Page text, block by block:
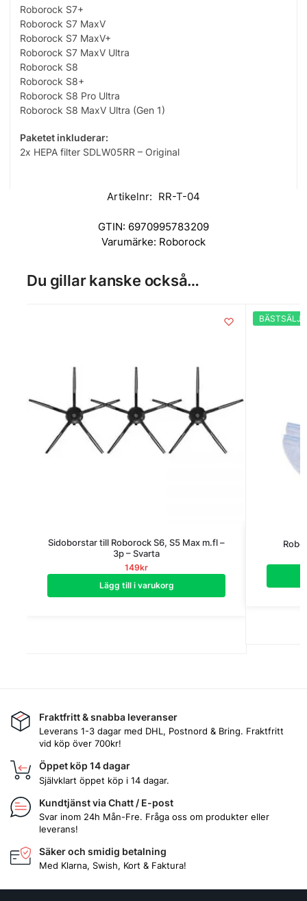
Roborock S7+
Roborock S7 MaxV
Roborock S7 MaxV+
Roborock S7 MaxV Ultra
Roborock S8
Roborock S8+
Roborock S8 Pro Ultra
Roborock S8 MaxV Ultra (Gen 1)
Paketet inkluderar:
2x HEPA filter SDLW05RR – Original
Artikelnr: RR-T-04
GTIN: 6970995783209
Varumärke: Roborock
Du gillar kanske också…
Sidoborstar till Roborock S6, S5 Max m.fl –
3p – Svarta
149kr
Lägg till i varukorg
Fraktfritt & snabba leveranser
Leverans 1-3 dagar med DHL, Postnord & Bring. Fraktfritt
vid köp över 700kr!
Öppet köp 14 dagar
Självklart öppet köp i 14 dagar.
Kundtjänst via Chatt / E-post
Svar inom 24h Mån-Fre. Fråga oss om produkter eller
leverans!
Säker och smidig betalning
Med Klarna, Swish, Kort & Faktura!